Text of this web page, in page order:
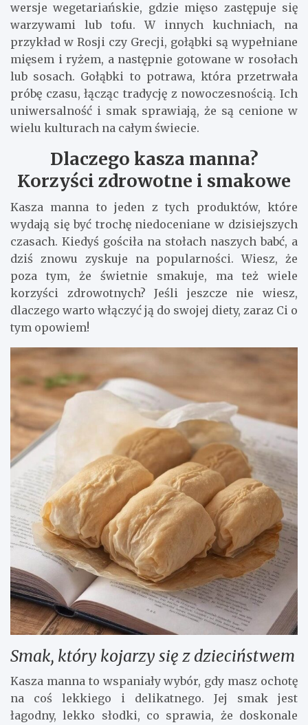
wersje wegetariańskie, gdzie mięso zastępuje się
warzywami lub tofu. W innych kuchniach, na
przykład w Rosji czy Grecji, gołąbki są wypełniane
mięsem i ryżem, a następnie gotowane w rosołach
lub sosach. Gołąbki to potrawa, która przetrwała
próbę czasu, łącząc tradycję z nowoczesnością. Ich
uniwersalność i smak sprawiają, że są cenione w
wielu kulturach na całym świecie.
Dlaczego kasza manna?
Korzyści zdrowotne i smakowe
Kasza manna to jeden z tych produktów, które
wydają się być trochę niedoceniane w dzisiejszych
czasach. Kiedyś gościła na stołach naszych babć, a
dziś znowu zyskuje na popularności. Wiesz, że
poza tym, że świetnie smakuje, ma też wiele
korzyści zdrowotnych? Jeśli jeszcze nie wiesz,
dlaczego warto włączyć ją do swojej diety, zaraz Ci o
tym opowiem!
Smak, który kojarzy się z dzieciństwem
Kasza manna to wspaniały wybór, gdy masz ochotę
na coś lekkiego i delikatnego. Jej smak jest
łagodny, lekko słodki, co sprawia, że doskonale